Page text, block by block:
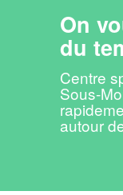
On
du
Centre
Sous-
autour